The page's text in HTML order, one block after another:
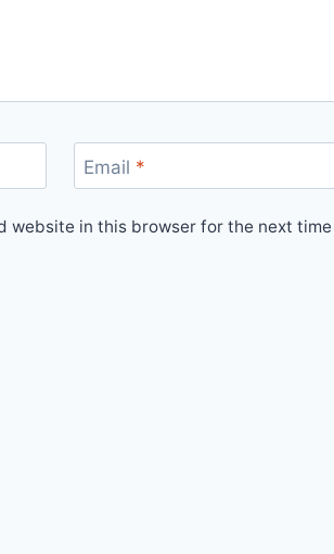
Email *
website in this browser for the next